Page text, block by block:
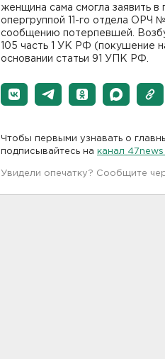
женщина сама смогла заявить
опергруппой 11-го отдела ОРЧ
сообщению потерпевшей.
105 часть 1 УК РФ (покушение
основании статьи 91 УПК РФ.
Чтобы первыми узнавать о
подписывайтесь на канал
Увидели опечатку? Сообщите